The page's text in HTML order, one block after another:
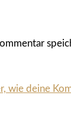
wie deine